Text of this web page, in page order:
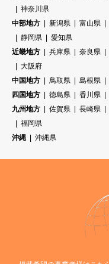
神奈川県
中部地方
新潟県 富山県
静岡県
愛知県
近畿地方
兵庫県 奈良県
大阪府
中国地方
鳥取県 島根県
四国地方
徳島県 香川県
九州地方
佐賀県 長崎県
福岡県
沖縄
沖縄県